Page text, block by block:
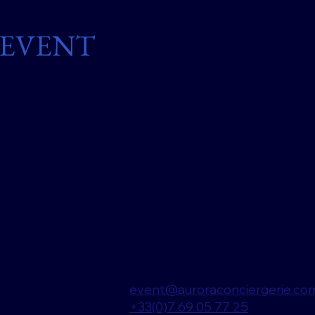
+33(0)7 69 05 77 25